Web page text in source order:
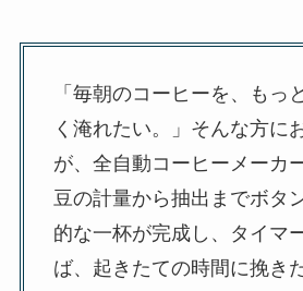
「毎朝のコーヒーを、もっ
く淹れたい。」そんな方に
が、全自動コーヒーメーカ
豆の計量から抽出までボタ
的な一杯が完成し、タイマ
ば、起きたての時間に挽き